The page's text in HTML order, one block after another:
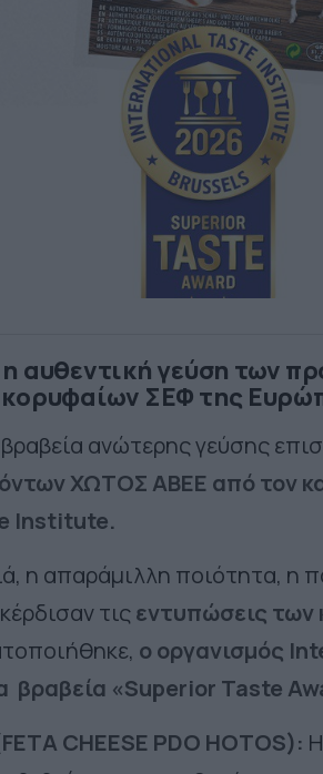
αυθεντική γεύση των
ΣΕΦ της
ανώτερης γεύσης
ΧΩΤΟΣ ΑΒΕΕ από τον
Institute.
η απαράμιλλη ποιότητα, η
τιςεντυπώσεις
ο οργανισμός
βραβεία «Superior Taste
CHEESE PDO HOTOS):